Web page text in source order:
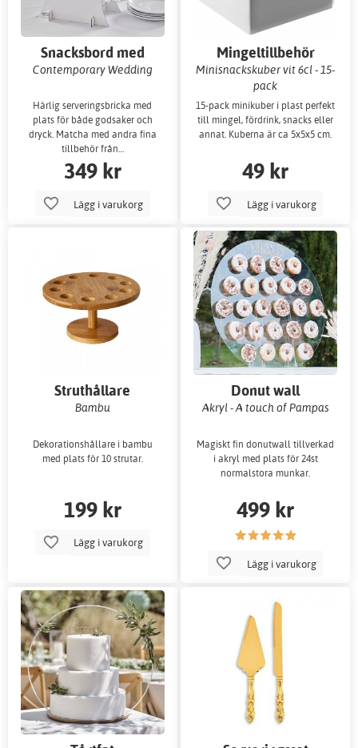
Snacksbord med
drinkhållare
Contemporary Wedding
Härlig serveringsbricka med
plats för både godsaker och
dryck. Matcha med andra fina
tillbehör från…
349 kr
Lägg i varukorg
Mingeltillbehör
Minisnackskuber vit 6cl - 15-
pack
15-pack minikuber i plast perfekt
till mingel, fördrink, snacks eller
annat. Kuberna är ca 5x5x5 cm.
49 kr
Lägg i varukorg
Struthållare
Bambu
Dekorationshållare i bambu
med plats för 10 strutar.
199 kr
Lägg i varukorg
Donut wall
Akryl - A touch of Pampas
Magiskt fin donutwall tillverkad
i akryl med plats för 24st
normalstora munkar.
499 kr
Lägg i varukorg